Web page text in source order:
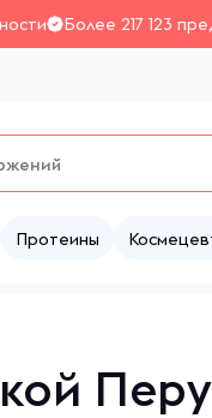
Более 217 123
Протеины